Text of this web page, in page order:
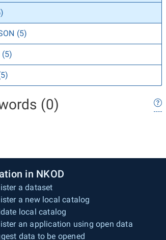
(5)
(5)
(0)
in NKOD
a dataset
a new local catalog
local catalog
an application using open data
data to be opened